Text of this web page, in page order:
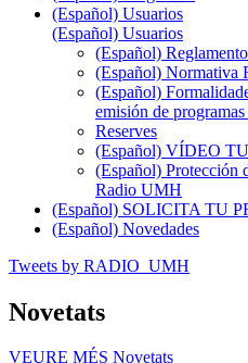
(Español) Usuarios
(Español) Usuarios
(Español)
(Español) Normativa
(Español)
emisión de
Reserves
(Español) VÍDEO
(Español) Protección
Radio UMH
(Español) SOLICITA TU
(Español) Novedades
Tweets by RADIO_UMH
Novetats
VEURE MÉS Novetats